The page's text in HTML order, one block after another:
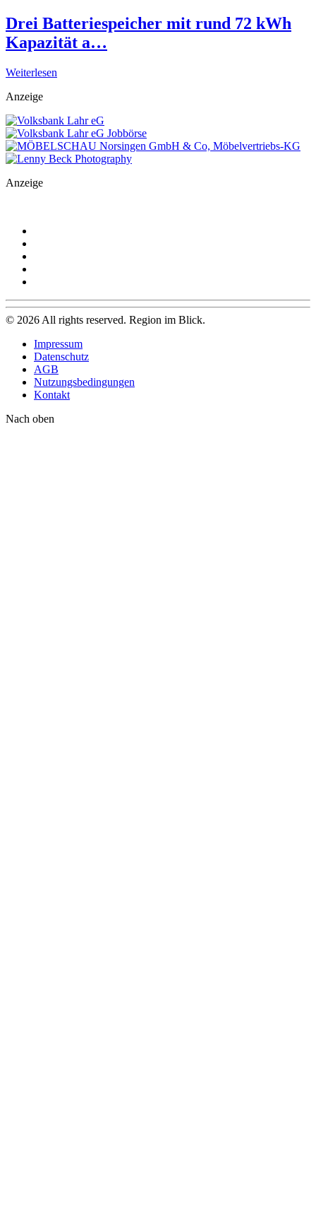
Drei Batteriespeicher mit rund 72 kWh
Kapazität a…
Weiterlesen
Anzeige
Anzeige
© 2026 All rights reserved. Region im Blick.
Impressum
Datenschutz
AGB
Nutzungsbedingungen
Kontakt
Nach oben